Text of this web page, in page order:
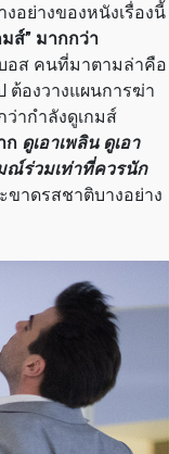
อย่างของหนังเรื่องนี้
มส์” มากกว่า
อส คนที่มาตามล่าคือ
ต้องวางแผนการฆ่า
ว่ากำลังดูเกมส์
ก ดูเอาเพลิน ดูเอา
ณ์ร่วมเท่าที่ควรนัก
ขาดรสชาติบางอย่าง